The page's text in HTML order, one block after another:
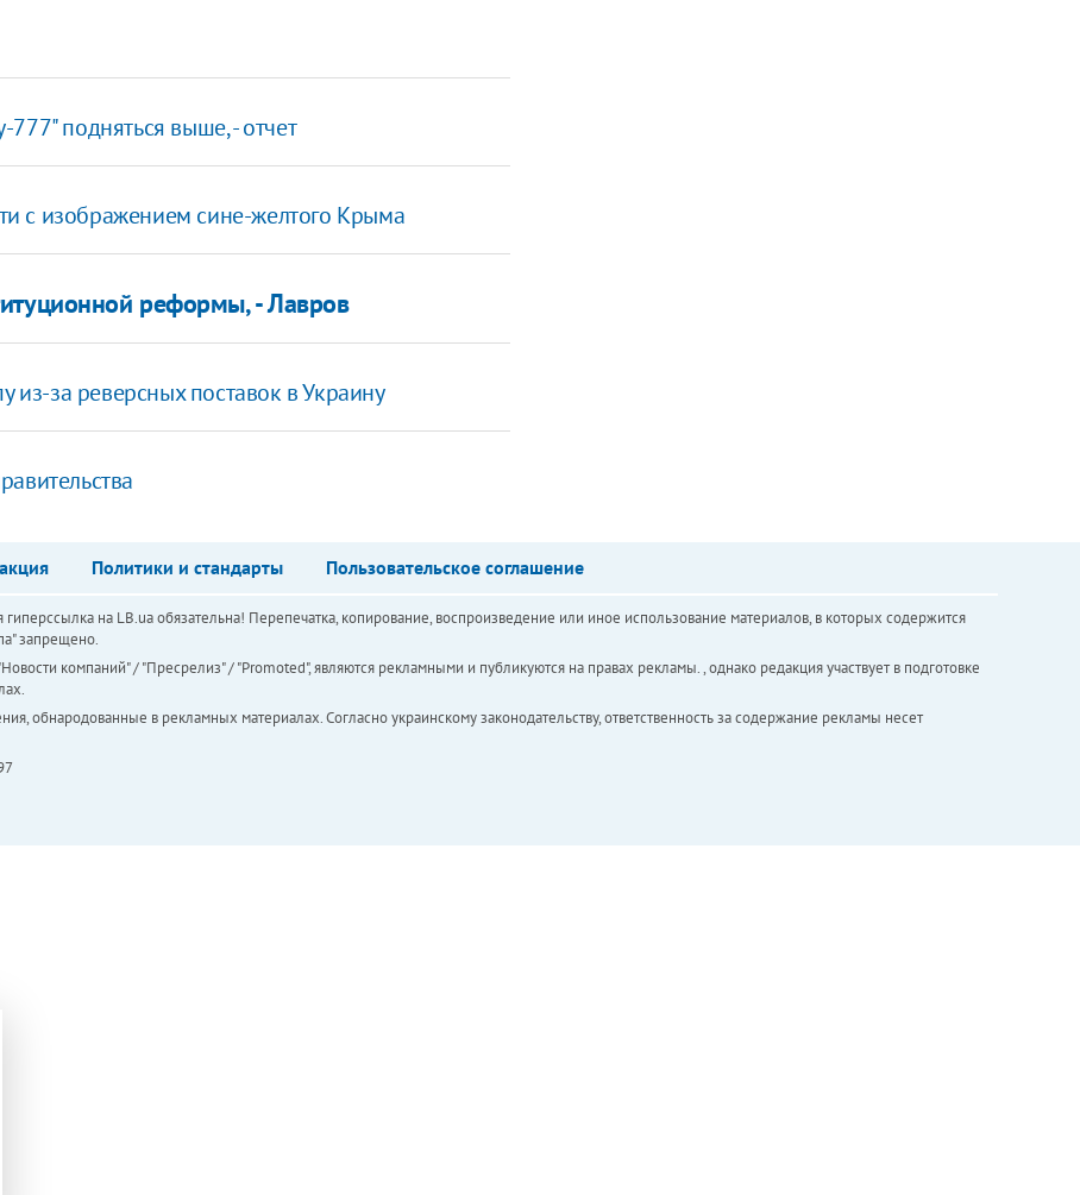
подняться выше, - отчет
с изображением сине-желтого Крыма
реформы, - Лавров
из-за реверсных поставок в Украину
Политики и стандарты Пользовательское соглашение
на LB.ua обязательна! Перепечатка, копирование, воспроизведение или иное использование материалов, в которых содержится
запрещено.
компаний" / "Пресрелиз" / "Promoted", являются рекламными и публикуются на правах рекламы. , однако редакция участвует в подготовке
обнародованные в рекламных материалах. Согласно украинскому законодательству, ответственность за содержание рекламы несет